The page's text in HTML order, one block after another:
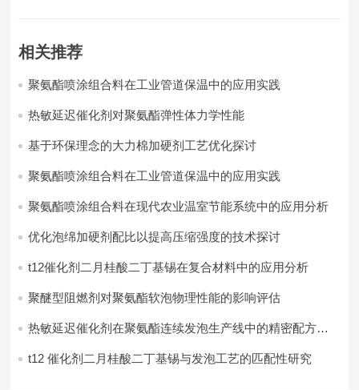
相关推荐
聚氨酯喷涂组合料在工业管道保温中的应用实践
热敏延迟催化剂对聚氨酯弹性体力学性能
基于环保理念的大力棉加硬剂工艺优化探讨
聚氨酯喷涂组合料在工业管道保温中的应用实践
聚氨酯喷涂组合料在现代农业温室节能系统中的应用分析​
优化泡绵加硬剂配比以提高压缩强度的技术探讨
t12催化剂二月桂酸二丁基锡在复合材料中的应用分析
聚醚型阻燃剂对聚氨酯软泡物理性能的影响评估​
热敏延迟催化剂在聚氨酯连续发泡生产线中的精密配方设
t12 催化剂二月桂酸二丁基锡与发泡工艺的匹配性研究